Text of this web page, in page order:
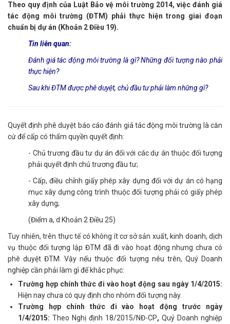
Theo quy định của Luật Bảo vệ môi trường 2014, việc đánh giá
tác động môi trường (ĐTM) phải thực hiện trong giai đoạn
chuẩn bị dự án (Khoản 2 Điều 19).
Tin liên quan:
Đánh giá tác động môi trường là gì? Những đối tượng nào phải
thực hiện?
Sau khi ĐTM được phê duyệt, chủ đầu tư phải làm những gì?
Quyết định phê duyệt báo cáo đánh giá tác động môi trường là căn
cứ để cấp có thẩm quyền quyết định:
- Chủ trương đầu tư dự án đối với các dự án thuộc đối tượng
phải quyết định chủ trương đầu tư;
- Cấp, điều chỉnh giấy phép xây dựng đối với dự án có hạng
mục xây dựng công trình thuộc đối tượng phải có giấy phép
xây dựng;
(Điểm a, d Khoản 2 Điều 25)
Tuy nhiên, trên thực tế có không ít cơ sở sản xuất, kinh doanh, dịch
vụ thuộc đối tượng lập ĐTM đã đi vào hoạt động nhưng chưa có
phê duyệt ĐTM. Vậy nếu thuộc đối tượng nêu trên, Quý Doanh
nghiệp cần phải làm gì để khắc phục:
Trường hợp chính thức đi vào hoạt động sau ngày 1/4/2015:
Hiện nay chưa có quy định cho nhóm đối tượng này.
Trường hợp chính thức đi vào hoạt động trước ngày
1/4/2015: Theo Nghị định 18/2015/NĐ-CP, Quý Doanh nghiệp